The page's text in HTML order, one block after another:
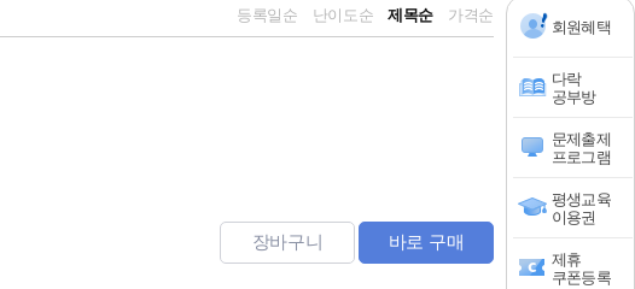
회원혜택
다락
공부방
문제출제
프로그램
평생교육
이용권
제휴
쿠폰등록
등록일순 난이도순 제목순 가격순
장바구니 바로 구매